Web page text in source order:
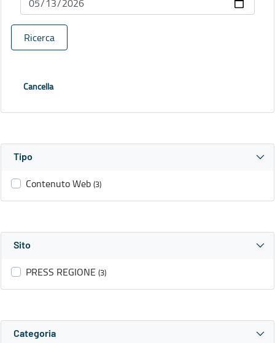
Ricerca
Cancella
Tipo
Contenuto Web (3)
Sito
PRESS REGIONE (3)
Categoria